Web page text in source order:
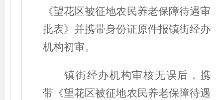
《望花区被征地农民养老保障待遇审
批表》并携带身份证原件报镇街经办
机构初审。
镇街经办机构审核无误后，携
带《望花区被征地农民养老保障待遇